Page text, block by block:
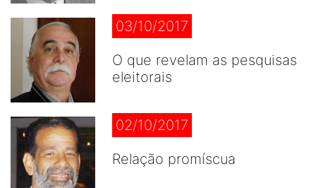
03/10/2017
O que revelam as pesquisas
eleitorais
02/10/2017
Relação promíscua